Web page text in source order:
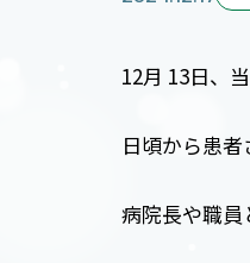
12月 13日、
日頃から患
病院長や職員